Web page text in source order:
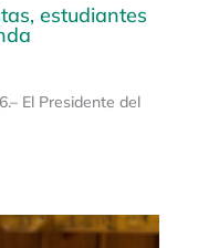
estudiantes
El Presidente del